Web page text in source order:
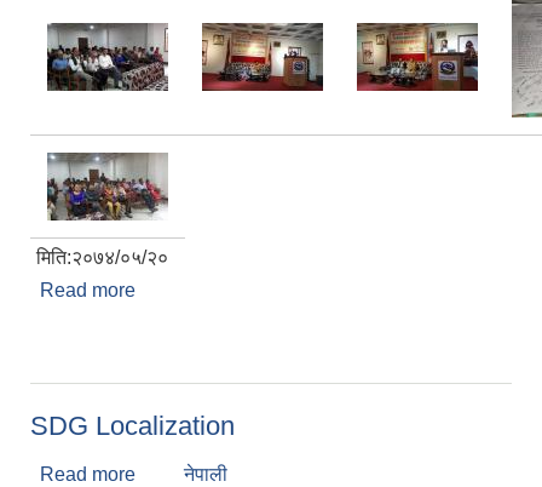
मिति:२०७४/०५/२०
Read more
SDG Localization
Read more about SDG Localization
नेपाली